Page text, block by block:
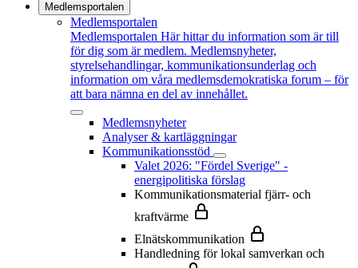
Medlemsportalen
Medlemsportalen
Medlemsportalen Här hittar du information som är till
för dig som är medlem. Medlemsnyheter,
styrelsehandlingar, kommunikationsunderlag och
information om våra medlemsdemokratiska forum – för
att bara nämna en del av innehållet.
Medlemsnyheter
Analyser & kartläggningar
Kommunikationsstöd
Valet 2026: "Fördel Sverige" -
energipolitiska förslag
Kommunikationsmaterial fjärr- och
kraftvärme
Elnätskommunikation
Handledning för lokal samverkan och